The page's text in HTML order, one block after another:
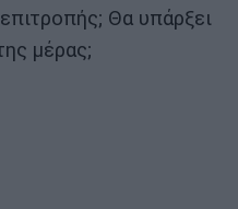
Θα υπάρξει
μέρας;